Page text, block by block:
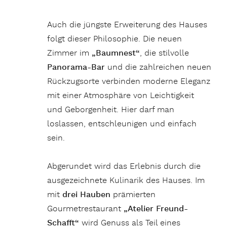
Auch die jüngste Erweiterung des Hauses
folgt dieser Philosophie. Die neuen
Zimmer im „Baumnest“, die stilvolle
Panorama-Bar und die zahlreichen neuen
Rückzugsorte verbinden moderne Eleganz
mit einer Atmosphäre von Leichtigkeit
und Geborgenheit. Hier darf man
loslassen, entschleunigen und einfach
sein.
Abgerundet wird das Erlebnis durch die
ausgezeichnete Kulinarik des Hauses. Im
mit drei Hauben prämierten
Gourmetrestaurant „Atelier Freund-
Schafft“ wird Genuss als Teil eines